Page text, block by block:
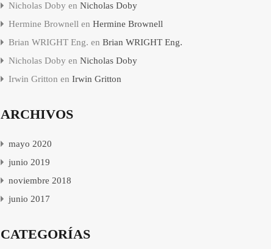
Nicholas Doby en Nicholas Doby
Hermine Brownell en Hermine Brownell
Brian WRIGHT Eng. en Brian WRIGHT Eng.
Nicholas Doby en Nicholas Doby
Irwin Gritton en Irwin Gritton
ARCHIVOS
mayo 2020
junio 2019
noviembre 2018
junio 2017
CATEGORÍAS